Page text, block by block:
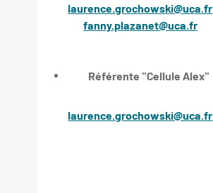
laurence.grochowski@uca.fr
fanny.plazanet@uca.fr
Référente "Cellule Alex"
laurence.grochowski@uca.fr